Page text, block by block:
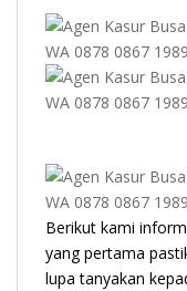
Berikut kami
yang pertama
lupa tanyakan